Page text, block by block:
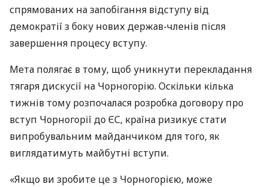
спрямованих на запобігання відступу від
демократії з боку нових держав-членів після
завершення процесу вступу.
Мета полягає в тому, щоб уникнути перекладання
тягаря дискусії на Чорногорію. Оскільки кілька
тижнів тому розпочалася розробка договору про
вступ Чорногорії до ЄС, країна ризикує стати
випробувальним майданчиком для того, як
виглядатимуть майбутні вступи.
«Якщо ви зробите це з Чорногорією, може